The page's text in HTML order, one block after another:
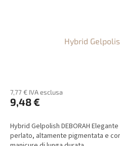
Hybrid
7,77 € IVA esclusa
9,48 €
Hybrid Gelpolish DEBORAH
perlato, altamente pigmentata e